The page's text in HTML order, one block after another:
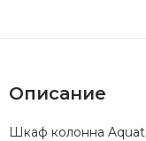
Описание
Шкаф колонна